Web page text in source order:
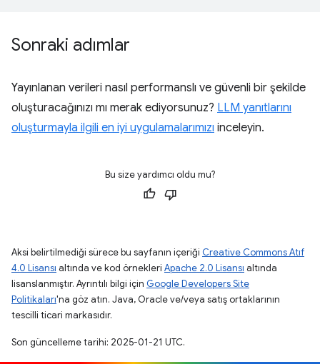
Sonraki adımlar
Yayınlanan verileri nasıl performanslı ve güvenli bir şekilde
oluşturacağınızı mı merak ediyorsunuz? LLM yanıtlarını
oluşturmayla ilgili en iyi uygulamalarımızı inceleyin.
Bu size yardımcı oldu mu?
Aksi belirtilmediği sürece bu sayfanın içeriği Creative Commons Atıf
4.0 Lisansı altında ve kod örnekleri Apache 2.0 Lisansı altında
lisanslanmıştır. Ayrıntılı bilgi için Google Developers Site
Politikaları'na göz atın. Java, Oracle ve/veya satış ortaklarının
tescilli ticari markasıdır.
Son güncelleme tarihi: 2025-01-21 UTC.